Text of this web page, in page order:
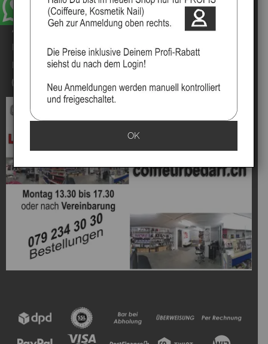
Zahlung & Versand
AGB & Kundeninfo
Datenschutzerklärung
Kundeninformationen
Vertrag widerrufen
OK